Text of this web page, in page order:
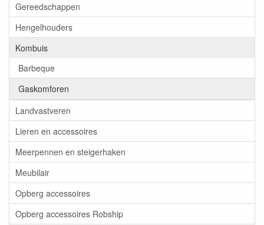
Gereedschappen
Hengelhouders
Kombuis
Barbeque
Gaskomforen
Landvastveren
Lieren en accessoires
Meerpennen en steigerhaken
Meubilair
Opberg accessoires
Opberg accessoires Robship